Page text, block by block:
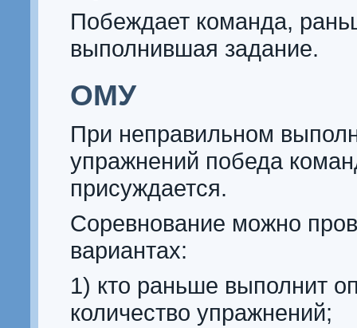
Побеждает команда,
выполнившая задание.
ОМУ
При неправильном
упражнений победа
присуждается.
Соревнование можно
вариантах:
1) кто раньше выполнит
количество упражнений;